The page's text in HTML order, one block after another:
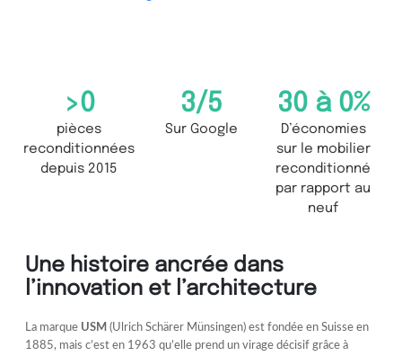
pièces
reconditionnées
depuis 2015
>0
Sur Google
3/5
D’économies
sur le mobilier
reconditionné
par rapport au
neuf
30 à 0%
Une histoire ancrée dans
l’innovation et l’architecture
La marque USM (Ulrich Schärer Münsingen) est fondée en Suisse en
1885, mais c’est en 1963 qu’elle prend un virage décisif grâce à